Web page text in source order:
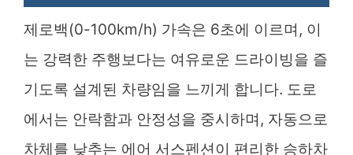
제로백(0-100km/h) 가속은 6초에 이르며, 이
는 강력한 주행보다는 여유로운 드라이빙을 즐
기도록 설계된 차량임을 느끼게 합니다. 도로
에서는 안락함과 안정성을 중시하며, 자동으로
차체를 낮추는 에어 서스펜션이 편리한 승하차